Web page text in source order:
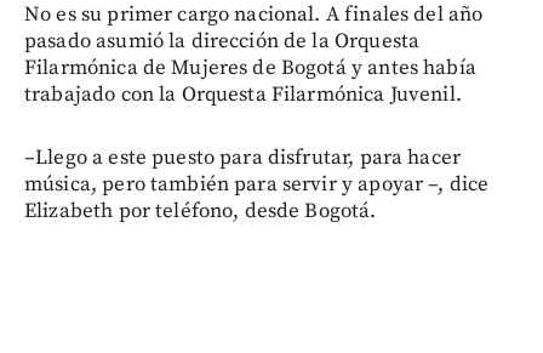
No es su primer cargo nacional. A finales del año
pasado asumió la dirección de la Orquesta
Filarmónica de Mujeres de Bogotá y antes había
trabajado con la Orquesta Filarmónica Juvenil.
–Llego a este puesto para disfrutar, para hacer
música, pero también para servir y apoyar –, dice
Elizabeth por teléfono, desde Bogotá.